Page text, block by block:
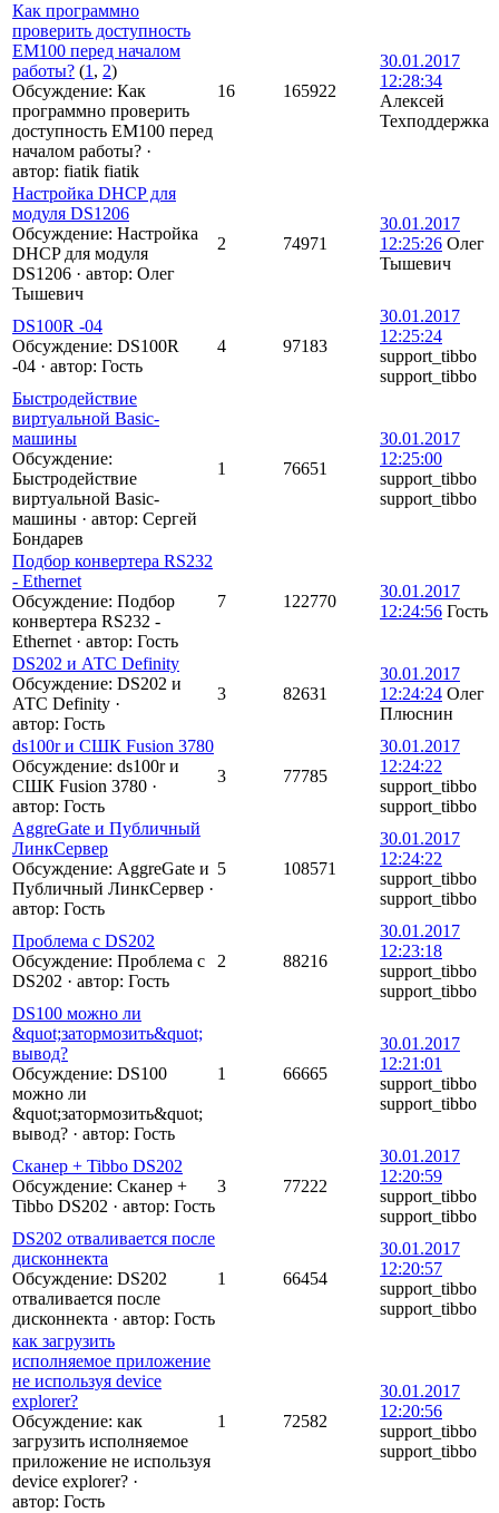
Как программно
проверить доступность
EM100 перед началом
работы? (1 , 2)
Обсуждение: Как
программно проверить
доступность EM100 перед
началом работы? ·
автор: fiatik fiatik
16 165922
30.01.2017
12:28:34
Алексей
Техподдержка
Настройка DHCP для
модуля DS1206
Обсуждение: Настройка
DHCP для модуля
DS1206 · автор: Олег
Тышевич
2 74971
30.01.2017
12:25:26 Олег
Тышевич
DS100R -04
Обсуждение: DS100R
-04 · автор: Гость
4 97183
30.01.2017
12:25:24
support_tibbo
support_tibbo
Быстродействие
виртуальной Basic-
машины
Обсуждение:
Быстродействие
виртуальной Basic-
машины · автор: Сергей
Бондарев
1 76651
30.01.2017
12:25:00
support_tibbo
support_tibbo
Подбор конвертера RS232
- Ethernet
Обсуждение: Подбор
конвертера RS232 -
Ethernet · автор: Гость
7 122770
30.01.2017
12:24:56 Гость
DS202 и АТС Definity
Обсуждение: DS202 и
АТС Definity ·
автор: Гость
3 82631
30.01.2017
12:24:24 Олег
Плюснин
ds100r и СШК Fusion 3780
Обсуждение: ds100r и
СШК Fusion 3780 ·
автор: Гость
3 77785
30.01.2017
12:24:22
support_tibbo
support_tibbo
AggreGate и Публичный
ЛинкСервер
Обсуждение: AggreGate и
Публичный ЛинкСервер ·
автор: Гость
5 108571
30.01.2017
12:24:22
support_tibbo
support_tibbo
Проблема с DS202
Обсуждение: Проблема с
DS202 · автор: Гость
2 88216
30.01.2017
12:23:18
support_tibbo
support_tibbo
DS100 можно ли
&quot;затормозить&quot;
вывод?
Обсуждение: DS100
можно ли
&quot;затормозить&quot;
вывод? · автор: Гость
1 66665
30.01.2017
12:21:01
support_tibbo
support_tibbo
Сканер + Tibbo DS202
Обсуждение: Сканер +
Tibbo DS202 · автор: Гость
3 77222
30.01.2017
12:20:59
support_tibbo
support_tibbo
DS202 отваливается после
дисконнекта
Обсуждение: DS202
отваливается после
дисконнекта · автор: Гость
1 66454
30.01.2017
12:20:57
support_tibbo
support_tibbo
как загрузить
исполняемое приложение
не используя device
explorer?
Обсуждение: как
загрузить исполняемое
приложение не используя
device explorer? ·
автор: Гость
1 72582
30.01.2017
12:20:56
support_tibbo
support_tibbo